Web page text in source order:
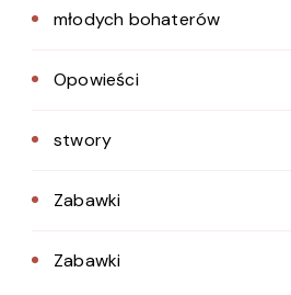
młodych bohaterów
Opowieści
stwory
Zabawki
Zabawki